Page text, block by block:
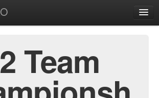
Team